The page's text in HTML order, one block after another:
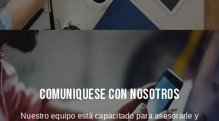
Comuniquese Con Nosotros
Nuestro equipo está capacitado para asesorarle y